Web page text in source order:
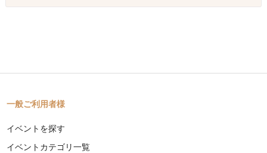
一般ご利用者様
イベントを探す
イベントカテゴリ一覧